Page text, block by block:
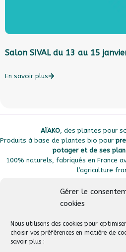
Gérer le
cookies
Nous utilisons des cookies pour
choisir vos préférences en matière de
savoir plus :
Salon SIVAL du 13 au 15
En savoir plus
AÏAKO, des plantes pour
Produits à base de plantes bio pour
potager et de ses
100% naturels, fabriqués en France
l’agriculture
Liens utiles
Suivez-nous